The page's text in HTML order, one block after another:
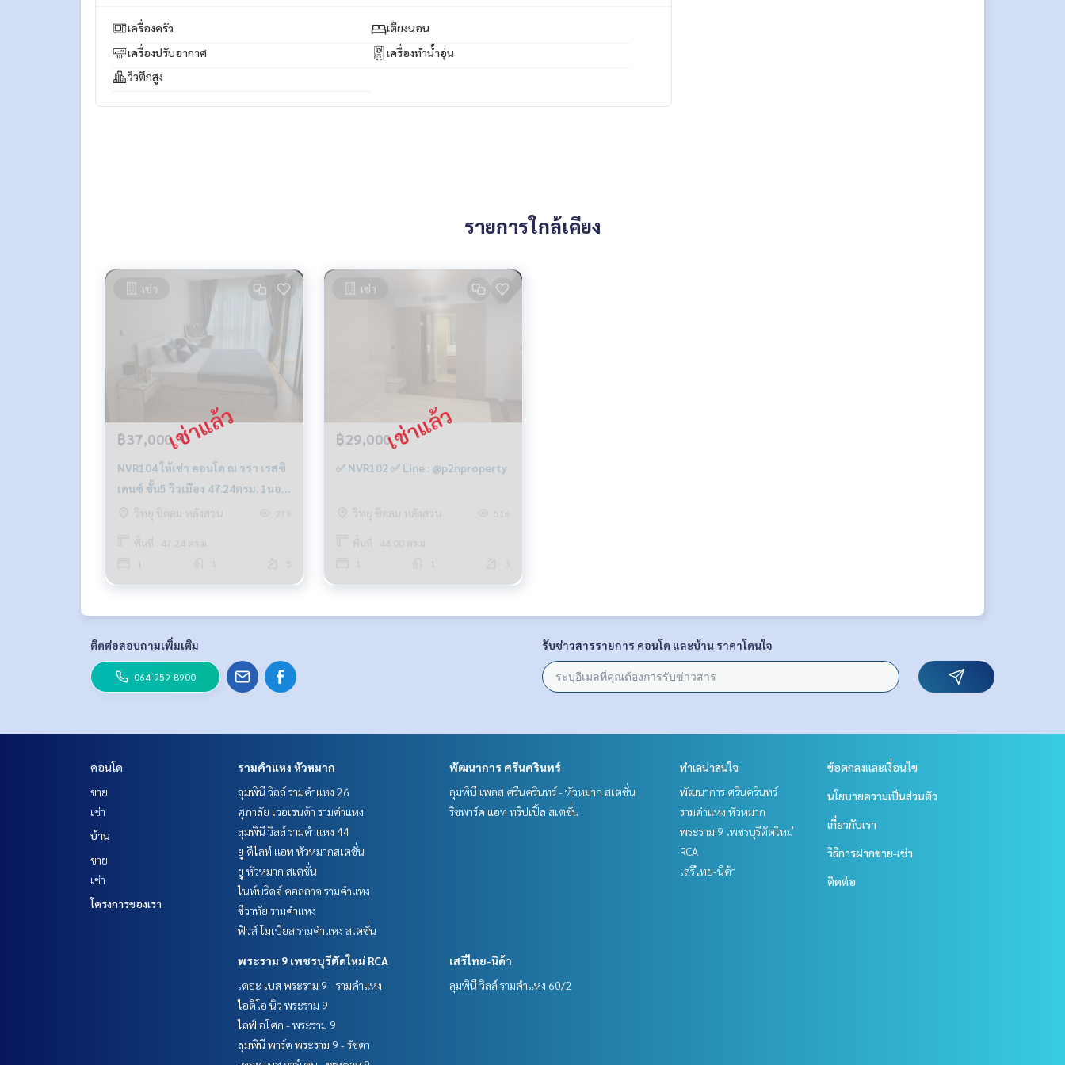
** รับฝาก ขาย-เช่า คอนโด บ้าน ที่ดิน และอสังหาริมทรัพย์ทุกชนิด ทั่วกรุงเทพฯ
เครื่องครัว
เตียงนอน
เครื่องปรับอากาศ
เครื่องทำน้ำอุ่น
วิวตึกสูง
รายการใกล้เคียง
เช่า
฿37,000
NVR104 ให้เช่า คอนโด ณ วรา เรสซิ
เดนซ์ ชั้น5 วิวเมือง 47.24ตรม. 1นอน
1น้ำราคา 37,000บ. 099-251-6615
วิทยุ ชิดลม หลังสวน 279
พื้นที่ : 47.24 ตร.ม.
5
เช่า
฿29,000
✅ NVR102 ✅ Line : @p2nproperty
วิทยุ ชิดลม หลังสวน 516
พื้นที่ : 44.00 ตร.ม.
ติดต่อสอบถามเพิ่มเติม
064-959-8900
รับข่าวสารรายการ คอนโด และบ้าน ราคาโดนใจ
คอนโด
ขาย
เช่า
บ้าน
ขาย
เช่า
โครงการของเรา
รามคำแหง หัวหมาก
ลุมพินี วิลล์ รามคำแหง 26
ศุภาลัย เวอเรนด้า รามคำแหง
ลุมพินี วิลล์ รามคำแหง 44
ยู ดีไลท์ แอท หัวหมากสเตชั่น
ยู หัวหมาก สเตชั่น
ไนท์บริดจ์ คอลลาจ รามคำแหง
ชีวาทัย รามคำแหง
ฟิวส์ โมเบียส รามคำแหง สเตชั่น
พัฒนาการ ศรีนครินทร์
ลุมพินี เพลส ศรีนครินทร์ - หัวหมาก สเตชั่น
ริชพาร์ค แอท ทริปเปิ้ล สเตชั่น
พระราม 9 เพชรบุรีตัดใหม่ RCA
เดอะ เบส พระราม 9 - รามคำแหง
ไอดีโอ นิว พระราม 9
ไลฟ์ อโศก - พระราม 9
ลุมพินี พาร์ค พระราม 9 - รัชดา
เสรีไทย-นิด้า
ลุมพินี วิลล์ รามคำแหง 60/2
ทำเลน่าสนใจ
พัฒนาการ ศรีนครินทร์
รามคำแหง หัวหมาก
พระราม 9 เพชรบุรีตัดใหม่
RCA
เสรีไทย-นิด้า
ข้อตกลงและเงื่อนไข
นโยบายความเป็นส่วนตัว
เกี่ยวกับเรา
วิธีการฝากขาย-เช่า
ติดต่อ